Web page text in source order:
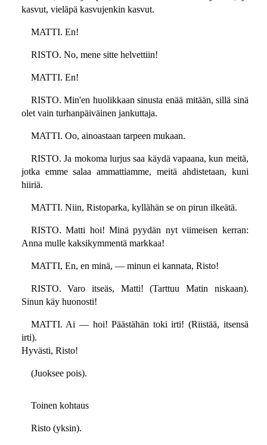
kasvut, vieläpä kasvujenkin kasvut.
MATTI. En!
RISTO. No, mene sitte helvettiin!
MATTI. En!
RISTO. Min'en huolikkaan sinusta enää mitään, sillä sinä
olet vain turhanpäiväinen jankuttaja.
MATTI. Oo, ainoastaan tarpeen mukaan.
RISTO. Ja mokoma lurjus saa käydä vapaana, kun meitä,
jotka emme salaa ammattiamme, meitä ahdistetaan, kuni
hiiriä.
MATTI. Niin, Ristoparka, kyllähän se on pirun ilkeätä.
RISTO. Matti hoi! Minä pyydän nyt viimeisen kerran:
Anna mulle kaksikymmentä markkaa!
MATTI, En, en minä, — minun ei kannata, Risto!
RISTO. Varo itseäs, Matti! (Tarttuu Matin niskaan).
Sinun käy huonosti!
MATTI. Ai — hoi! Päästähän toki irti! (Riistää, itsensä
irti).
Hyvästi, Risto!
(Juoksee pois).
Toinen kohtaus
Risto (yksin).